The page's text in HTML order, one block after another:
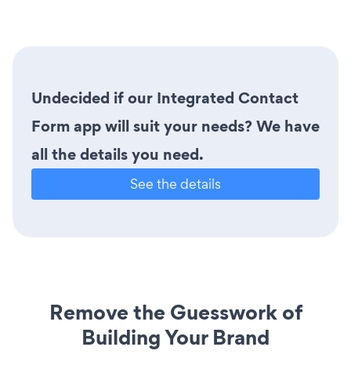
Undecided if our Integrated Contact
Form app will suit your needs? We have
all the details you need.
See the details
Remove the Guesswork of
Building Your Brand